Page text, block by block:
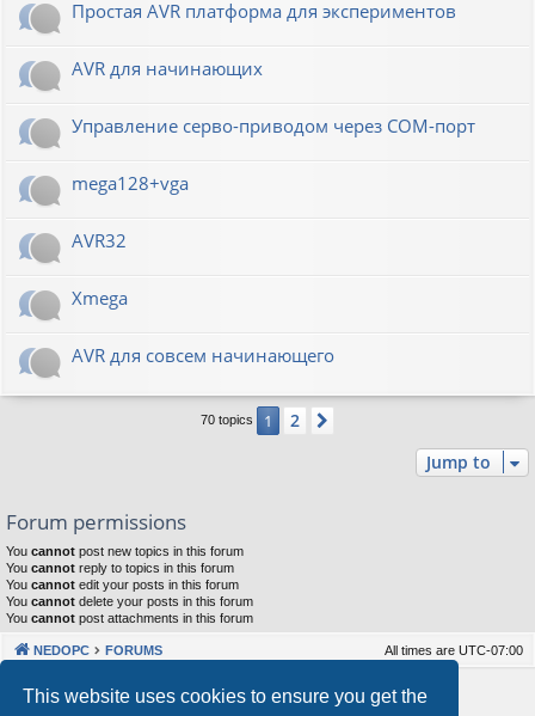
This website uses cookies to ensure you get the
Простая AVR платформа для экспериментов
AVR для начинающих
Управление серво-приводом через COM-порт
mega128+vga
AVR32
Xmega
AVR для совсем начинающего
70 topics 1 2
Jump to
Forum permissions
You cannot post new topics in this forum
You cannot reply to topics in this forum
You cannot edit your posts in this forum
You cannot delete your posts in this forum
You cannot post attachments in this forum
NEDOPC FORUMS All times are UTC-07:00
Powered byphpBB® Forum Software © phpBB Limited